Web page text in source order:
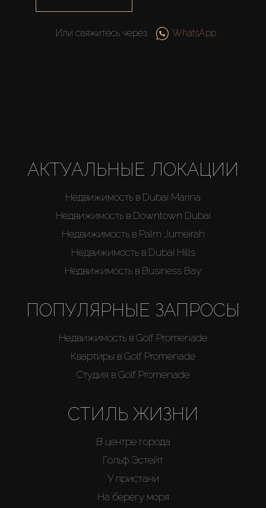
Или свяжитесь через WhatsApp
АКТУАЛЬНЫЕ ЛОКАЦИИ
Недвижимость в Dubai Marina
Недвижимость в Downtown Dubai
Недвижимость в Palm Jumeirah
Недвижимость в Dubai Hills
Недвижимость в Business Bay
ПОПУЛЯРНЫЕ ЗАПРОСЫ
Недвижимость в Golf Promenade
Квартиры в Golf Promenade
Студия в Golf Promenade
СТИЛЬ ЖИЗНИ
В центре города
Гольф Эстейт
У пристани
На берегу моря